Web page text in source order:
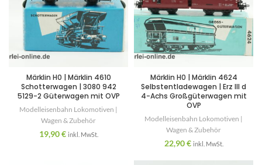
Märklin H0 | Märklin 4610
Schotterwagen | 3080 942
5129-2 Güterwagen mit OVP
Modelleisenbahn Lokomotiven |
Wagen & Zubehör
19,90€ inkl. MwSt.
Märklin H0 | Märklin 4624
Selbstentladewagen | Erz III d
4-Achs Großgüterwagen mit
OVP
Modelleisenbahn Lokomotiven |
Wagen & Zubehör
22,90€ inkl. MwSt.